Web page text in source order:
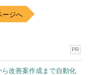
ージへ
PR
改善案作成まで自動化